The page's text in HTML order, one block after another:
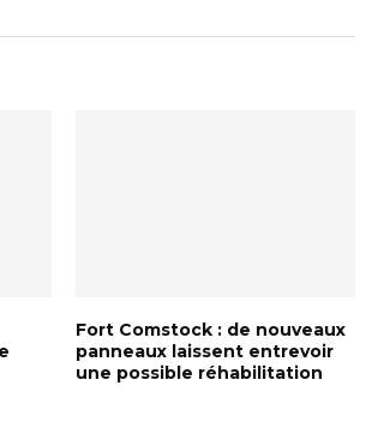
Fort Comstock : de nouveaux
panneaux laissent entrevoir
une possible réhabilitation